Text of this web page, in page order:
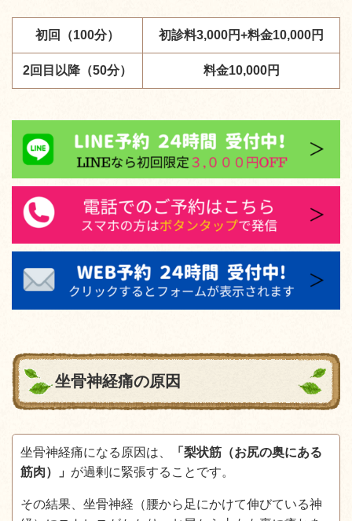
初回（100分） 初診料3,000円+料金10,000円
2回目以降（50分） 料金10,000円
坐骨神経痛の原因
坐骨神経痛になる原因は、
「梨状筋（お尻の奥にある
筋肉）」 が過剰に緊張することです。
その結果、坐骨神経（腰から足にかけて伸びている神